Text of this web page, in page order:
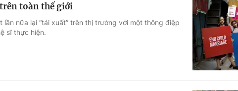
toàn thế giới
lần nữa lại “tái xuất” trên thị trường với một thông điệp
sĩ thực hiện.